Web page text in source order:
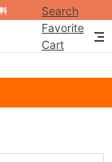
Search
Favorite
Cart